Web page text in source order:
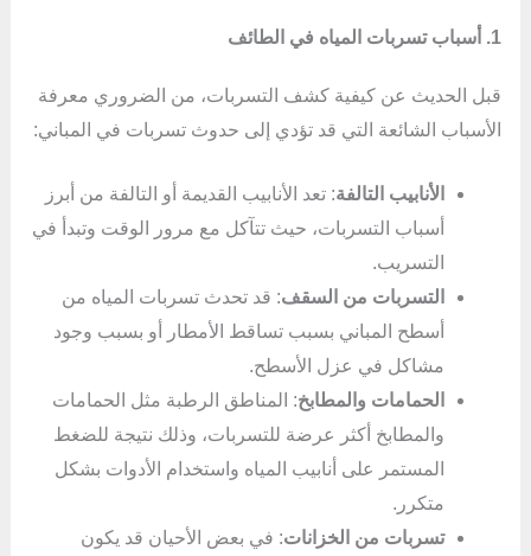
1. أسباب تسربات المياه في الطائف
قبل الحديث عن كيفية كشف التسربات، من الضروري معرفة
الأسباب الشائعة التي قد تؤدي إلى حدوث تسربات في المباني:
الأنابيب التالفة: تعد الأنابيب القديمة أو التالفة من أبرز
أسباب التسربات، حيث تتآكل مع مرور الوقت وتبدأ في
التسريب.
التسربات من السقف: قد تحدث تسربات المياه من
أسطح المباني بسبب تساقط الأمطار أو بسبب وجود
مشاكل في عزل الأسطح.
الحمامات والمطابخ: المناطق الرطبة مثل الحمامات
والمطابخ أكثر عرضة للتسربات، وذلك نتيجة للضغط
المستمر على أنابيب المياه واستخدام الأدوات بشكل
متكرر.
تسربات من الخزانات: في بعض الأحيان قد يكون